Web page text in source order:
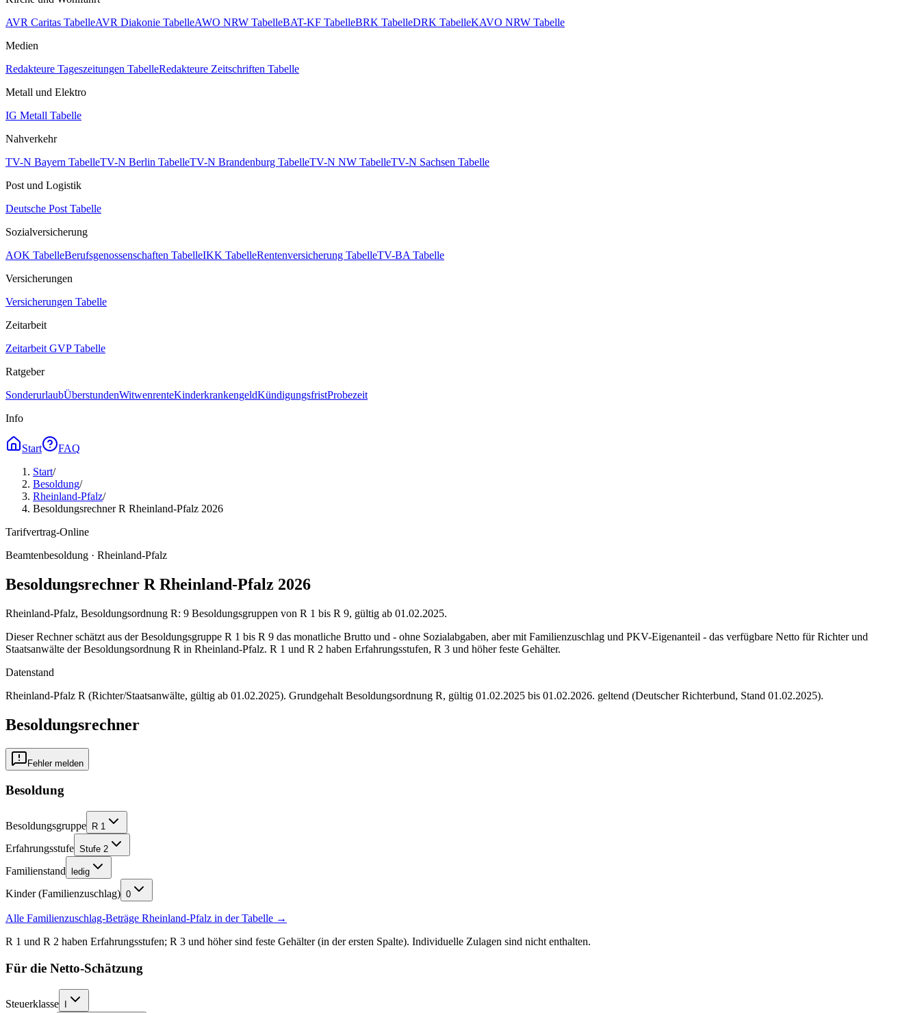
AVR Caritas TabelleAVR Diakonie TabelleAWO NRW TabelleBAT-KF TabelleBRK TabelleDRK TabelleKAVO NRW Tabelle
Medien
Redakteure Tageszeitungen TabelleRedakteure Zeitschriften Tabelle
Metall und Elektro
IG Metall Tabelle
Nahverkehr
TV-N Bayern TabelleTV-N Berlin TabelleTV-N Brandenburg TabelleTV-N NW TabelleTV-N Sachsen Tabelle
Post und Logistik
Deutsche Post Tabelle
Sozialversicherung
AOK TabelleBerufsgenossenschaften TabelleIKK TabelleRentenversicherung TabelleTV-BA Tabelle
Versicherungen
Versicherungen Tabelle
Zeitarbeit
Zeitarbeit GVP Tabelle
Ratgeber
SonderurlaubÜberstundenWitwenrenteKinderkrankengeldKündigungsfristProbezeit
Info
Start
FAQ
Start/
Besoldung/
Rheinland-Pfalz/
Besoldungsrechner R Rheinland-Pfalz 2026
Tarifvertrag-Online
Beamtenbesoldung · Rheinland-Pfalz
Besoldungsrechner R Rheinland-Pfalz 2026
Rheinland-Pfalz, Besoldungsordnung R: 9 Besoldungsgruppen von R 1 bis R 9, gültig ab 01.02.2025.
Dieser Rechner schätzt aus der Besoldungsgruppe R 1 bis R 9 das monatliche Brutto und - ohne Sozialabgaben, aber mit Familienzuschlag und PKV-Eigenanteil - das verfügbare Netto für Richter und
Staatsanwälte der Besoldungsordnung R in Rheinland-Pfalz. R 1 und R 2 haben Erfahrungsstufen, R 3 und höher feste Gehälter.
Datenstand
Rheinland-Pfalz R (Richter/Staatsanwälte, gültig ab 01.02.2025). Grundgehalt Besoldungsordnung R, gültig 01.02.2025 bis 01.02.2026. geltend (Deutscher Richterbund, Stand 01.02.2025).
Besoldungsrechner
Fehler melden
Besoldung
Besoldungsgruppe R 1
Erfahrungsstufe Stufe 2
Familienstand ledig
Kinder (Familienzuschlag) 0
Alle Familienzuschlag-Beträge Rheinland-Pfalz in der Tabelle →
R 1 und R 2 haben Erfahrungsstufen; R 3 und höher sind feste Gehälter (in der ersten Spalte). Individuelle Zulagen sind nicht enthalten.
Für die Netto-Schätzung
Steuerklasse I